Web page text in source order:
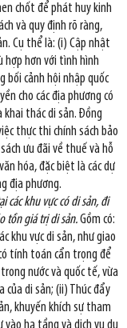
chốt để phát huy kinh
và quy định rõ ràng,
Cụ thể là: (i) Cập nhật
hợp hơn với tình hình
bối cảnh hội nhập quốc
cho các địa phương có
thác di sản. Đồng
thực thi chính sách bảo
ưu đãi về thuế và hỗ
hóa, đặc biệt là các dự
địa phương.
các khu vực có di sản, đi
tồn giá trị di sản.Gồm có:
khu vực di sản, như giao
tính toán cẩn trọng để
nước và quốc tế, vừa
của di sản; (ii) Thúc đẩy
khuyến khích sự tham
hạ tầng và dịch vụ du